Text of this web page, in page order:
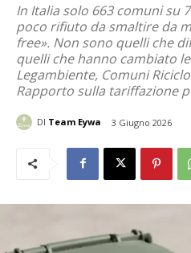
In Italia solo 663 comuni su
poco rifiuto da smaltire da
free». Non sono quelli che
quelli che hanno cambiato
Legambiente, Comuni
Rapporto sulla tariffazione
DI Team Eywa 3 Giugno 2026